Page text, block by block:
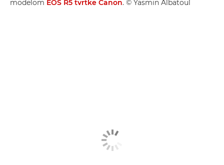
modelom EOS R5 tvrtke Canon. © Yasmin Albatoul